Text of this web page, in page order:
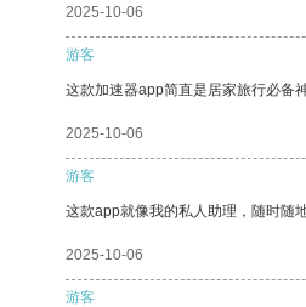
2025-10-06
游客
这款加速器app简直是居家旅行必备
2025-10-06
游客
这款app就像我的私人助理，随时随
2025-10-06
游客